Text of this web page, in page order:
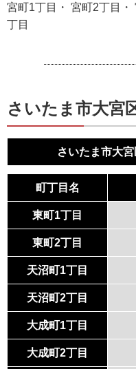
宮町1丁目・ 宮町2丁目
丁目
さいたま市大宮
さいたま市大宮
町丁目名
東町1丁目
東町2丁目
天沼町1丁目
天沼町2丁目
大成町1丁目
大成町2丁目